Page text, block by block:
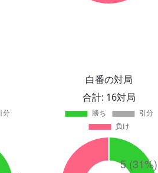
白番の対局
合計: 16対局